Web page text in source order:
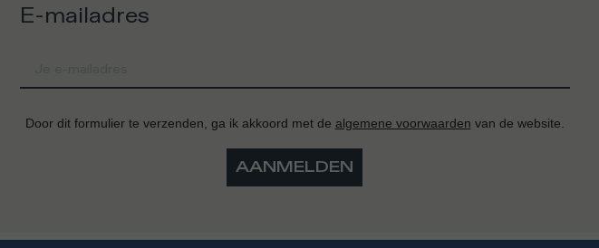
E-mailadres
Door dit formulier te verzenden, ga ik akkoord met de algemene voorwaarden van de website.
AANMELDEN